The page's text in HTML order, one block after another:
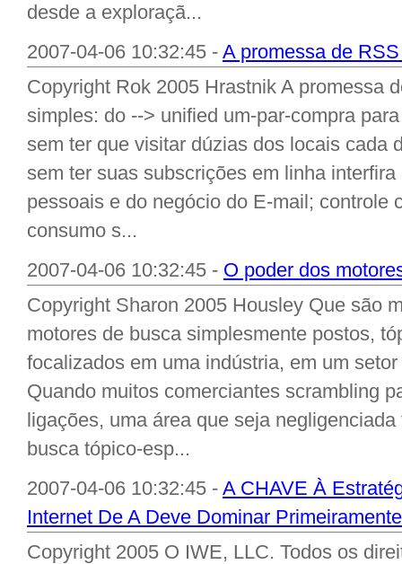
desde a exploraçã...
2007-04-06 10:32:45 - A promessa de
Copyright Rok 2005 Hrastnik A promessa
simples: do --> unified um-par-compra
sem ter que visitar dúzias dos locais cada
sem ter suas subscrições em linha
pessoais e do negócio do E-mail; controle
consumo s...
2007-04-06 10:32:45 - O poder dos
Copyright Sharon 2005 Housley Que são
motores de busca simplesmente postos,
focalizados em uma indústria, em um
Quando muitos comerciantes scrambling
ligações, uma área que seja
busca tópico-esp...
2007-04-06 10:32:45 - A CHAVE À
Internet De A Deve Dominar
Copyright 2005 O IWE, LLC. Todos os